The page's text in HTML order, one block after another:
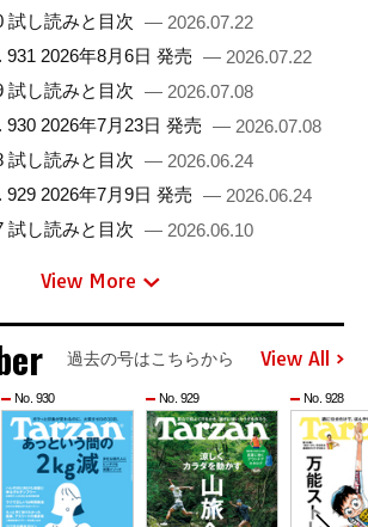
試し読みと目次 — 2026.07.22
931 2026年8月6日 発売 — 2026.07.22
試し読みと目次 — 2026.07.08
930 2026年7月23日 発売 — 2026.07.08
試し読みと目次 — 2026.06.24
929 2026年7月9日 発売 — 2026.06.24
試し読みと目次 — 2026.06.10
View More
過去の号はこちらから View All
No. 930 No. 929 No. 928